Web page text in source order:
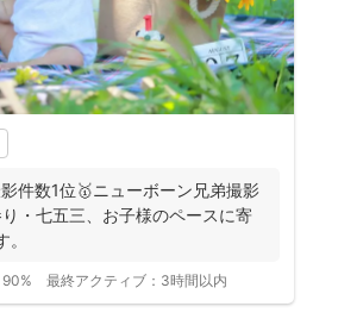
件数1位🥇ニューボーン兄弟撮影
・七五三、お子様のペースに寄
90% 最終アクティブ： 3時間以内